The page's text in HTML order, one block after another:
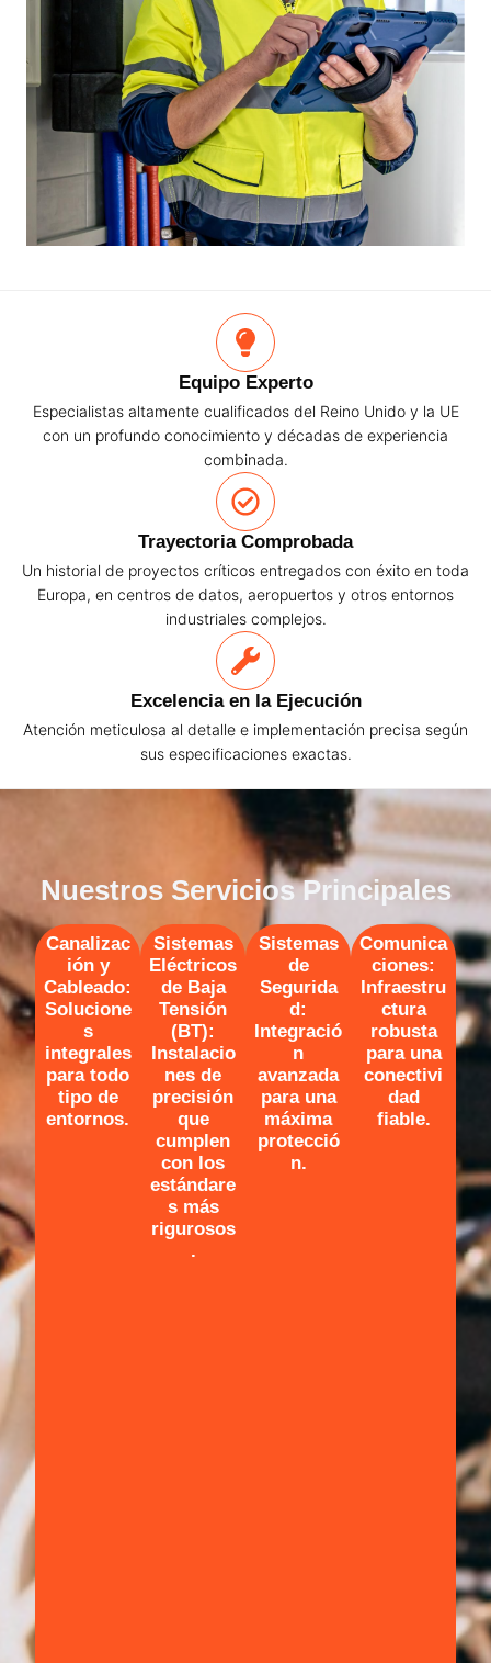
Equipo Experto
Especialistas altamente cualificados del Reino Unido y la UE
con un profundo conocimiento y décadas de experiencia
combinada.
Trayectoria Comprobada
Un historial de proyectos críticos entregados con éxito en toda
Europa, en centros de datos, aeropuertos y otros entornos
industriales complejos.
Excelencia en la Ejecución
Atención meticulosa al detalle e implementación precisa según
sus especificaciones exactas.
Nuestros Servicios Principales
Canalizac
ión y
Cableado:
Solucione
s
integrales
para todo
tipo de
entornos.
Sistemas
Eléctricos
de Baja
Tensión
(BT):
Instalacio
nes de
precisión
que
cumplen
con los
estándare
s más
rigurosos
.
Sistemas
de
Segurida
d:
Integració
n
avanzada
para una
máxima
protecció
n.
Comunica
ciones:
Infraestru
ctura
robusta
para una
conectivi
dad
fiable.